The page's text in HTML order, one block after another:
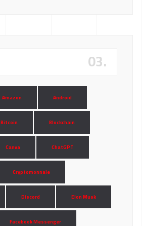
03.
Amazon Android
Bitcoin Blockchain
Canva ChatGPT
Cryptomonnaie
Discord Elon Musk
Facebook Messenger